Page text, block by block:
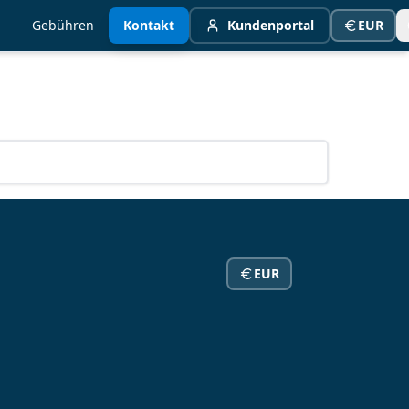
Gebühren Kontakt Kundenportal EUR
EUR